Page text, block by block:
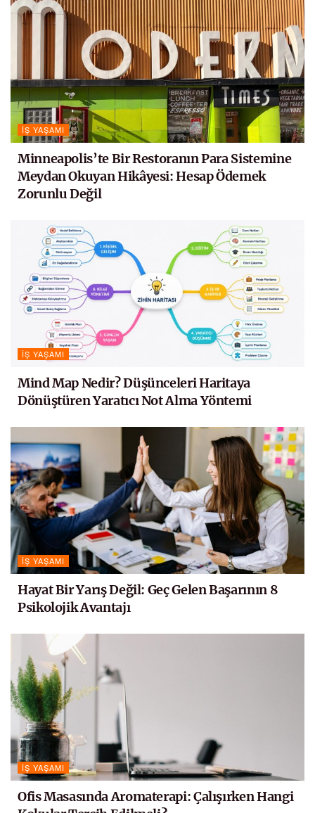
İŞ YAŞAMI
Minneapolis’te Bir Restoranın Para Sistemine
Meydan Okuyan Hikâyesi: Hesap Ödemek
Zorunlu Değil
İŞ YAŞAMI
Mind Map Nedir? Düşünceleri Haritaya
Dönüştüren Yaratıcı Not Alma Yöntemi
İŞ YAŞAMI
Hayat Bir Yarış Değil: Geç Gelen Başarının 8
Psikolojik Avantajı
İŞ YAŞAMI
Ofis Masasında Aromaterapi: Çalışırken Hangi